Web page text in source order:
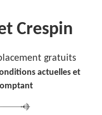
Crespin
gratuits
actuelles et